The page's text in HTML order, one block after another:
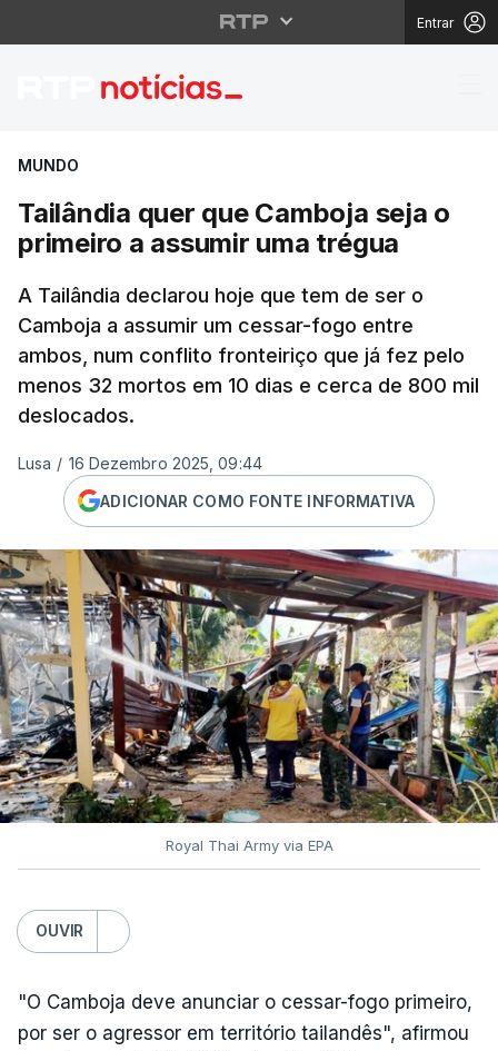
Entrar
Tailândia quer que
MUNDO
Tailândia quer que Camboja seja o
primeiro a assumir uma trégua
A Tailândia declarou hoje que tem de ser o
Camboja a assumir um cessar-fogo entre
ambos, num conflito fronteiriço que já fez pelo
menos 32 mortos em 10 dias e cerca de 800 mil
deslocados.
Lusa / 16 Dezembro 2025, 09:44
ADICIONAR COMO FONTE INFORMATIVA
Royal Thai Army via EPA
OUVIR
"O Camboja deve anunciar o cessar-fogo primeiro,
por ser o agressor em território tailandês", afirmou